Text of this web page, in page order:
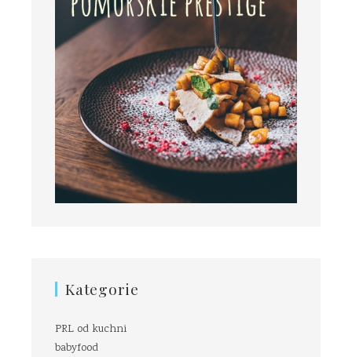
Kategorie
PRL od kuchni
babyfood